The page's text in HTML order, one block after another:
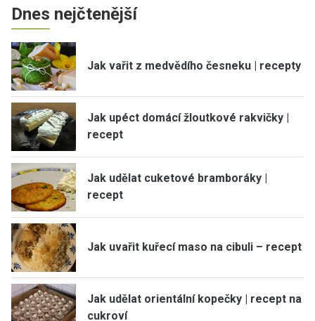
Dnes nejčtenější
Jak vařit z medvědího česneku | recepty
Jak upéct domácí žloutkové rakvičky |
recept
Jak udělat cuketové bramboráky |
recept
Jak uvařit kuřecí maso na cibuli – recept
Jak udělat orientální kopečky | recept na
cukroví